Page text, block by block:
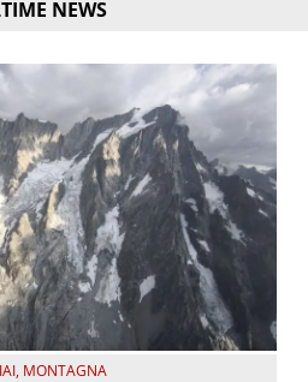
NEWS
, MONTAGNA